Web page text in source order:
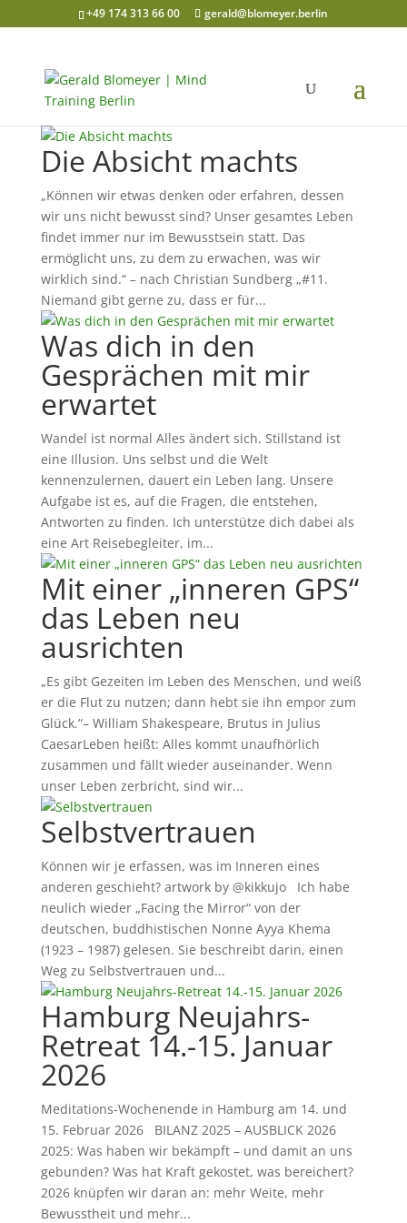
+49 174 313 66 00 gerald@blomeyer.berlin
Die Absicht machts
„Können wir etwas denken oder erfahren, dessen
wir uns nicht bewusst sind? Unser gesamtes Leben
findet immer nur im Bewusstsein statt. Das
ermöglicht uns, zu dem zu erwachen, was wir
wirklich sind.“ – nach Christian Sundberg „#11.
Niemand gibt gerne zu, dass er für...
Was dich in den
Gesprächen mit mir
erwartet
Wandel ist normal Alles ändert sich. Stillstand ist
eine Illusion. Uns selbst und die Welt
kennenzulernen, dauert ein Leben lang. Unsere
Aufgabe ist es, auf die Fragen, die entstehen,
Antworten zu finden. Ich unterstütze dich dabei als
eine Art Reisebegleiter, im...
Mit einer „inneren GPS“
das Leben neu
ausrichten
„Es gibt Gezeiten im Leben des Menschen, und weiß
er die Flut zu nutzen; dann hebt sie ihn empor zum
Glück.“– William Shakespeare, Brutus in Julius
CaesarLeben heißt: Alles kommt unaufhörlich
zusammen und fällt wieder auseinander. Wenn
unser Leben zerbricht, sind wir...
Selbstvertrauen
Können wir je erfassen, was im Inneren eines
anderen geschieht? artwork by @kikkujo Ich habe
neulich wieder „Facing the Mirror“ von der
deutschen, buddhistischen Nonne Ayya Khema
(1923 – 1987) gelesen. Sie beschreibt darin, einen
Weg zu Selbstvertrauen und...
Hamburg Neujahrs-
Retreat 14.-15. Januar
2026
Meditations-Wochenende in Hamburg am 14. und
15. Februar 2026 BILANZ 2025 – AUSBLICK 2026
2025: Was haben wir bekämpft – und damit an uns
gebunden? Was hat Kraft gekostet, was bereichert?
2026 knüpfen wir daran an: mehr Weite, mehr
Bewusstheit und mehr...